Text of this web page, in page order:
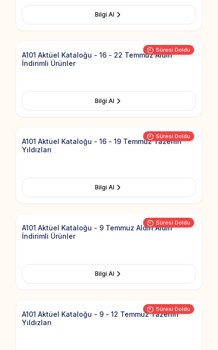
Bilgi Al
Süresi Doldu
Add to
A101 Aktüel Kataloğu - 16 - 22 Temmuz Aldın
İndirimli Ürünler
Bilgi Al
Süresi Doldu
Add to
A101 Aktüel Kataloğu - 16 - 19 Temmuz Tazenin
Yıldızları
Bilgi Al
Süresi Doldu
Add to
A101 Aktüel Kataloğu - 9 Temmuz Aldın Aldın
İndirimli Ürünler
Bilgi Al
Süresi Doldu
Add to
A101 Aktüel Kataloğu - 9 - 12 Temmuz Tazenin
Yıldızları